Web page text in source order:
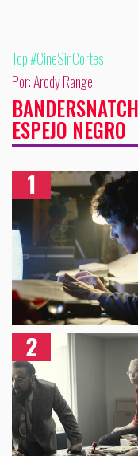
Top #CineSinCortes
Por: Arody Rangel
ESPEJO NEGRO